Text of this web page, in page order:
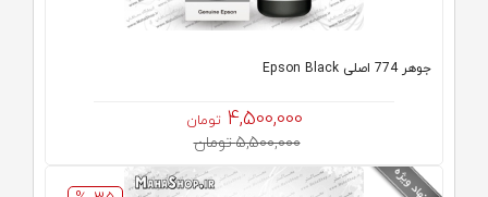
جوهر 774 اصلی Epson Black
4,500,000 تومان
5,500,000 تومان